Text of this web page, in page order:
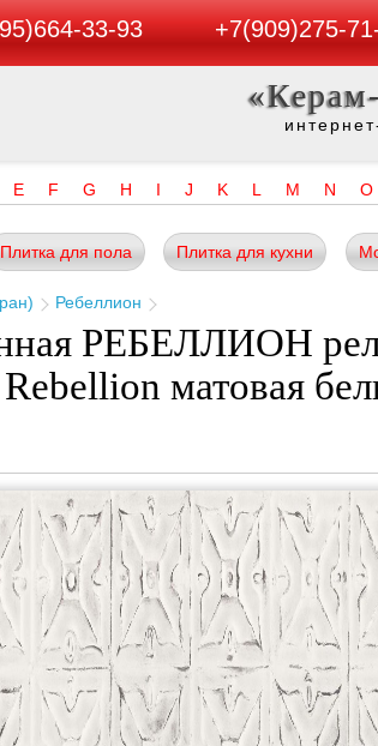
33-93 +7(909)275-
E F G H I J K L M N O
Плитка для пола Плитка для кухни
Ребеллион
РЕБЕЛЛИОН
матовая